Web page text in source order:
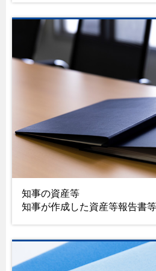
知事の資産等
知事が作成した資産等報告書等